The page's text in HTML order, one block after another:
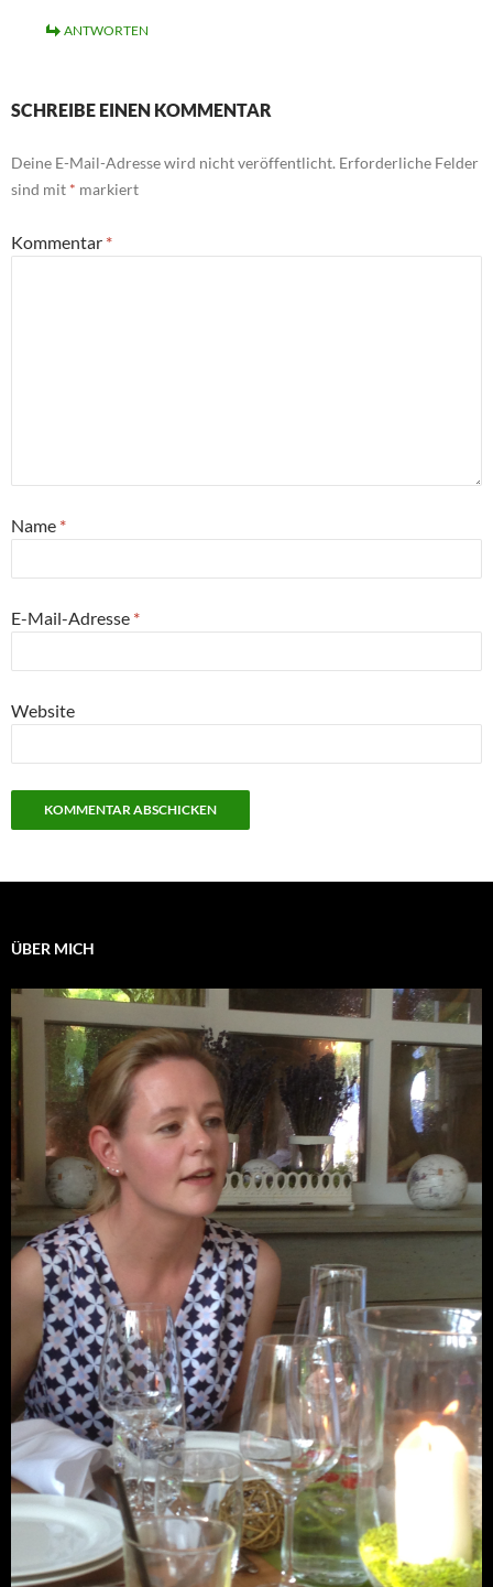
ANTWORTEN
SCHREIBE EINEN KOMMENTAR
Deine E-Mail-Adresse wird nicht veröffentlicht. Erforderliche Felder
sind mit * markiert
Kommentar *
Name *
E-Mail-Adresse *
Website
ÜBER MICH